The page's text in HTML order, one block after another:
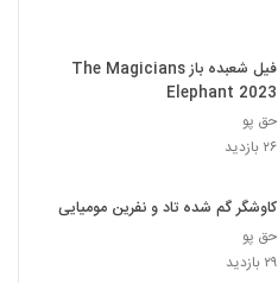
فیل شعبده باز The Magicians
Elephant 2023
حق پو
۲۶ بازدید
کاوشگر گم شده تاد و نفرین مومیایی
حق پو
۲۹ بازدید